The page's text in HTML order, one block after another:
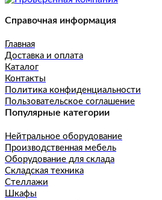
Справочная информация
Главная
Доставка и оплата
Каталог
Контакты
Политика конфиденциальности
Пользовательское соглашение
Популярные категории
Нейтральное оборудование
Производственная мебель
Оборудование для склада
Складская техника
Стеллажи
Шкафы